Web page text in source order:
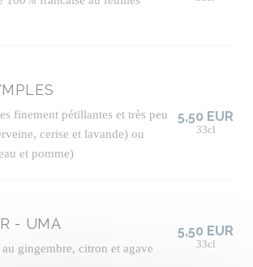
finement pétillantes et très peu
cerise et lavande) ou
et pomme)
5,50 EUR
33cl
- UMA
gingembre, citron et agave
5,50 EUR
33cl